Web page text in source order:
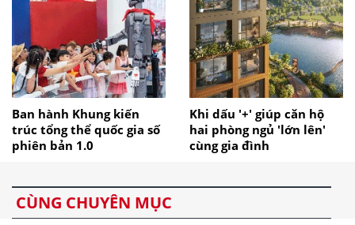
Ban hành Khung kiến
trúc tổng thể quốc gia số
phiên bản 1.0
Khi dấu '+' giúp căn hộ
hai phòng ngủ 'lớn lên'
cùng gia đình
CÙNG CHUYÊN MỤC